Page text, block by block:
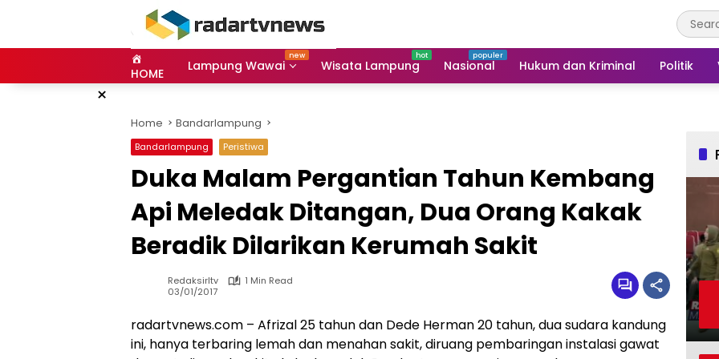
HOME Lampung Wawai Wisata Lampung Nasional Hukum dan Kriminal Politik
×
Home Bandarlampung
Bandarlampung Peristiwa
Duka Malam Pergantian Tahun Kembang
Api Meledak Ditangan, Dua Orang Kakak
Beradik Dilarikan Kerumah Sakit
Redaksirltv
1 Min Read
03/01/2017
radartvnews.com – Afrizal 25 tahun dan Dede Herman 20 tahun, dua sudara kandung
ini, hanya terbaring lemah dan menahan sakit, diruang pembaringan instalasi gawat